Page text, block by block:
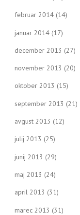
februar 2014 (14)
januar 2014 (17)
december 2013 (27)
november 2013 (20)
oktober 2013 (15)
september 2013 (21)
avgust 2013 (12)
julij 2013 (25)
junij 2013 (29)
maj 2013 (24)
april 2013 (31)
marec 2013 (31)